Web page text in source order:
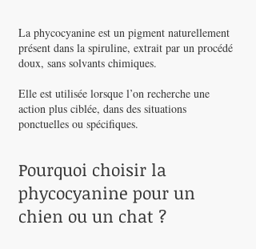
La phycocyanine est un pigment naturellement
présent dans la spiruline, extrait par un procédé
doux, sans solvants chimiques.
Elle est utilisée lorsque l’on recherche une
action plus ciblée, dans des situations
ponctuelles ou spécifiques.
Pourquoi choisir la
phycocyanine pour un
chien ou un chat ?